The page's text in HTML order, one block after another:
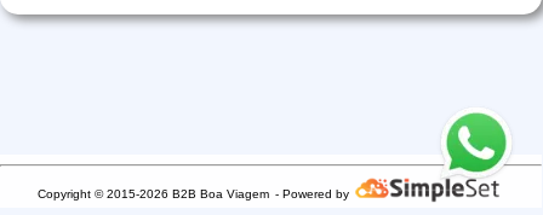
Copyright © 2015-2026 B2B Boa Viagem - Powered by